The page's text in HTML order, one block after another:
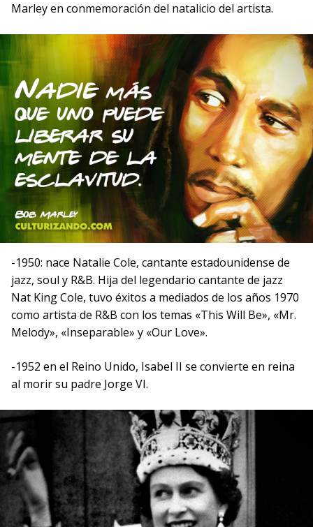
Marley en conmemoración del natalicio del artista.
-1950: nace Natalie Cole, cantante estadounidense de
jazz, soul y R&B. Hija del legendario cantante de jazz
Nat King Cole, tuvo éxitos a mediados de los años 1970
como artista de R&B con los temas «This Will Be», «Mr.
Melody», «Inseparable» y «Our Love».
-1952 en el Reino Unido, Isabel II se convierte en reina
al morir su padre Jorge VI.